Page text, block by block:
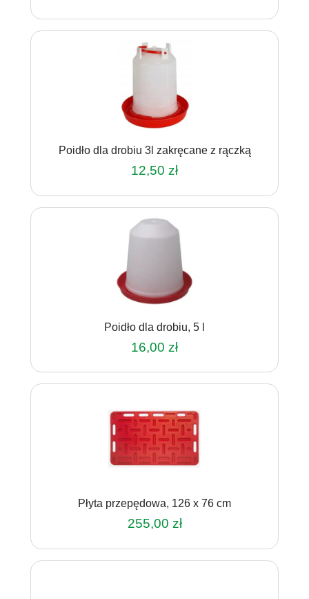
Poidło dla drobiu 3l zakręcane z rączką
12,50 zł
Poidło dla drobiu, 5 l
16,00 zł
Płyta przepędowa, 126 x 76 cm
255,00 zł